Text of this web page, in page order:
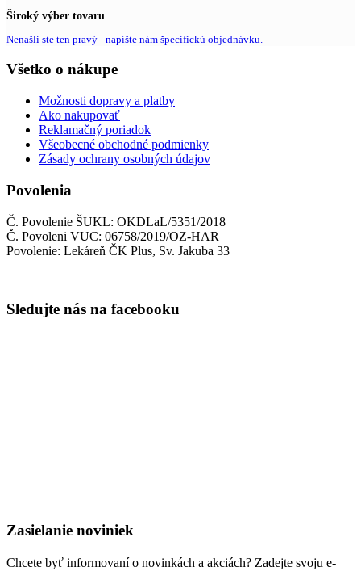
Široký výber tovaru
Nenašli ste ten pravý - napíšte nám špecifickú objednávku.
Všetko o nákupe
Možnosti dopravy a platby
Ako nakupovať
Reklamačný poriadok
Všeobecné obchodné podmienky
Zásady ochrany osobných údajov
Povolenia
Č. Povolenie ŠUKL: OKDLaL/5351/2018
Č. Povoleni VUC: 06758/2019/OZ-HAR
Povolenie: Lekáreň ČK Plus, Sv. Jakuba 33
Sledujte nás na facebooku
Zasielanie noviniek
Chcete byť informovaní o novinkách a akciách? Zadejte svoju e-